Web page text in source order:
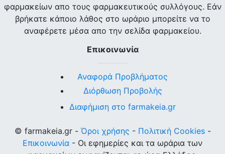
φαρμακείων απο τους φαρμακευτικούς συλλόγους. Εάν
βρήκατε κάποιο λάθος στο ωράριο μπορείτε να το
αναφέρετε μέσα απο την σελίδα φαρμακείου.
Επικοινωνία
Αναφορά Προβλήματος
Διόρθωση Προβολής
Διαφήμιση στο farmakeia.gr
© farmakeia.gr - Όροι χρήσης - Πολιτική Cookies-
Επικοινωνία - Οι εφημερίες και τα ωράρια των